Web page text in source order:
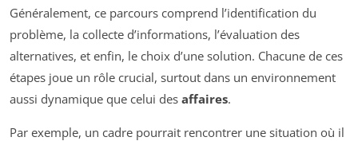
Généralement, ce parcours comprend l’identification du
problème, la collecte d’informations, l’évaluation des
alternatives, et enfin, le choix d’une solution. Chacune de ces
étapes joue un rôle crucial, surtout dans un environnement
aussi dynamique que celui des affaires.
Par exemple, un cadre pourrait rencontrer une situation où il